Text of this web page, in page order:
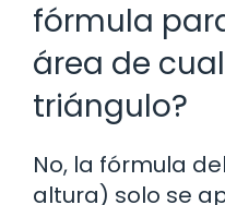
fórmula
área de
triángulo?
No, la fórmula
altura) solo se